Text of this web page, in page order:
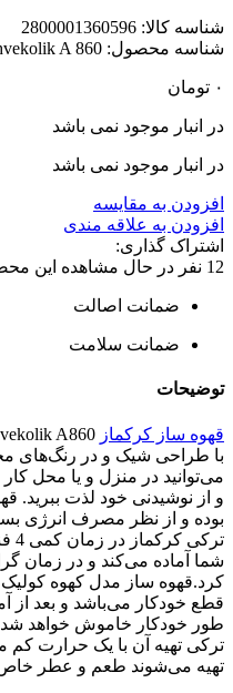
شناسه کالا: 2800001360596
شناسه محصول: A 860
۰ تومان
در انبار موجود نمی باشد
در انبار موجود نمی باشد
افزودن به مقایسه
افزودن به علاقه مندی
اشتراک گذاری:
12 نفر در حال مشاهده این
ضمانت اصالت
ضمانت سلامت
توضیحات
قهوه ساز کرکماز
با طراحی شیک و در رنگ‌های
می‌توانید در منزل و یا محل
بوده و از نظر مصرف انرژی
شما آماده می‌کند و در زمان
قطع خودکار می‌باشد و بعد از
طور خودکار خاموش خواهد
ترکی تهیه آن با یک حرارت کم
تهیه می‌شوند طعم و عطر